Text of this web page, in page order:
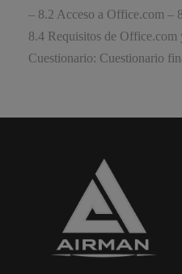
– 8.2 Acceso a Office.com –
8.4 Requisitos de
Cuestionario: Cuestionario